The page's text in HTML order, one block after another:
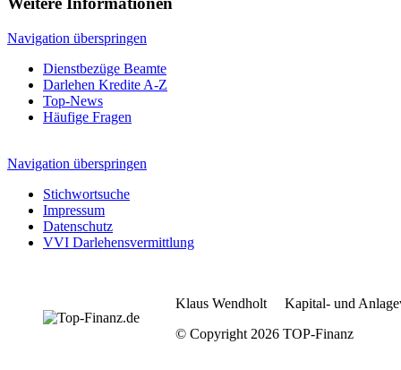
Navigation überspringen
Dienstbezüge Beamte
Darlehen Kredite A-Z
Top-News
Häufige Fragen
Navigation überspringen
Stichwortsuche
Impressum
Datenschutz
VVI Darlehensvermittlung
Klaus Wendholt Kapital- und
© Copyright 2026 TOP-Finanz